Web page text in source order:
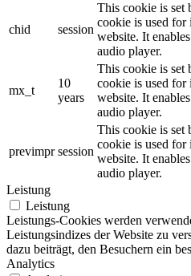
chid session
This cookie is
cookie is used for
website. It
audio player.
mx_t
10
years
This cookie is
cookie is used for
website. It
audio player.
previmpr session
This cookie is
cookie is used for
website. It
audio player.
Leistung
Leistung
Leistungs-Cookies werden
Leistungsindizes der Website zu
dazu beiträgt, den Besuchern ein
Analytics